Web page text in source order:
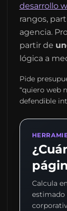
desarrollo
rangos,
agencia.
partir de
lógica a
Pide
“quiero web
defendible
Calcula
estimado